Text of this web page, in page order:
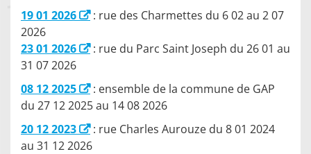
19 01 2026
: rue des Charmettes du 6 02 au 2 07
2026
23 01 2026
: rue du Parc Saint Joseph du 26 01 au
31 07 2026
08 12 2025
: ensemble de la commune de GAP
du 27 12 2025 au 14 08 2026
20 12 2023
: rue Charles Aurouze du 8 01 2024
au 31 12 2026